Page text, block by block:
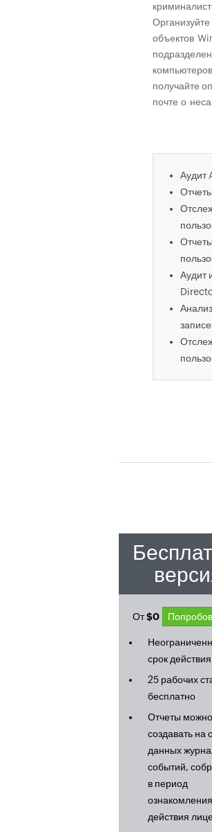
объектов
получайте
почте о
Аудит
Аудит
От$0
срок действия
25 рабочих
бесплатно
Отчеты можно
создавать на
данных
событий,
в период
действия